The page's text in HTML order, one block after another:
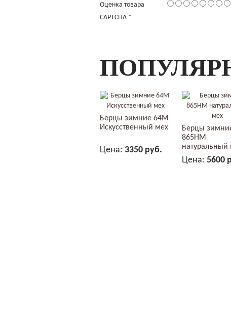
Оценка товара
CAPTCHA *
Берцы зимние 64М
Искусственный мех
Цена: 3350 руб.
Берцы
865НМ
натуральный
Цена: 5600